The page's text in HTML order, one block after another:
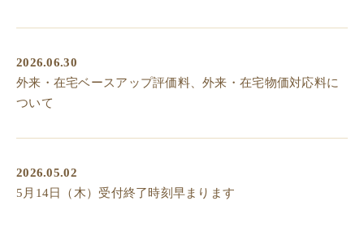
2026.06.30
外来・在宅ベースアップ評価料、外来・在宅物価対応料に
ついて
2026.05.02
5月14日（木）受付終了時刻早まります